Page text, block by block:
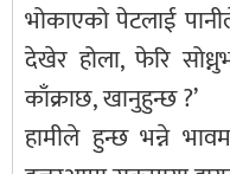
भोकाएको पेटलाई
देखेर होला, फेरि
काँक्राछ, खानुहुन्छ ?’
हामीले हुन्छ भन्ने